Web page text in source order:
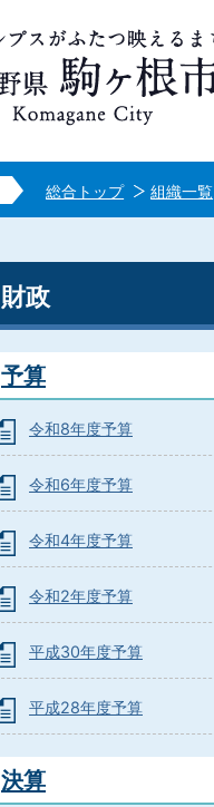
総合トップ 組織一覧
財政
予算
令和8年度予算
令和6年度予算
令和4年度予算
令和2年度予算
平成30年度予算
平成28年度予算
決算